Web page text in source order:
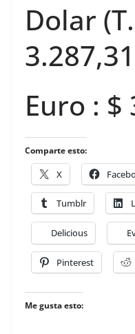
Dolar
3.287,31
Euro : $
Comparte esto:
X
Tumblr
Delicious
Pinterest
Me gusta esto: